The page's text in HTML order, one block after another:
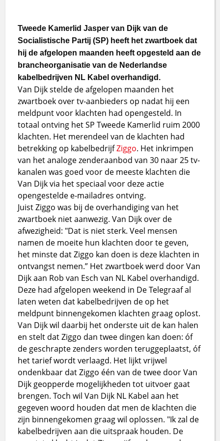
Tweede Kamerlid Jasper van Dijk van de
Socialistische Partij (SP) heeft het zwartboek dat
hij de afgelopen maanden heeft opgesteld aan de
brancheorganisatie van de Nederlandse
kabelbedrijven NL Kabel overhandigd.
Van Dijk stelde de afgelopen maanden het
zwartboek over tv-aanbieders op nadat hij een
meldpunt voor klachten had opengesteld. In
totaal ontving het SP Tweede Kamerlid ruim 2000
klachten. Het merendeel van de klachten had
betrekking op kabelbedrijfZiggo. Het inkrimpen
van het analoge zenderaanbod van 30 naar 25 tv-
kanalen was goed voor de meeste klachten die
Van Dijk via het speciaal voor deze actie
opengestelde e-mailadres ontving.
Juist Ziggo was bij de overhandiging van het
zwartboek niet aanwezig. Van Dijk over de
afwezigheid: "Dat is niet sterk. Veel mensen
namen de moeite hun klachten door te geven,
het minste dat Ziggo kan doen is deze klachten in
ontvangst nemen.” Het zwartboek werd door Van
Dijk aan Rob van Esch van NL Kabel overhandigd.
Deze had afgelopen weekend in De Telegraaf al
laten weten dat kabelbedrijven de op het
meldpunt binnengekomen klachten graag oplost.
Van Dijk wil daarbij het onderste uit de kan halen
en stelt dat Ziggo dan twee dingen kan doen: óf
de geschrapte zenders worden teruggeplaatst, óf
het tarief wordt verlaagd. Het lijkt vrijwel
ondenkbaar dat Ziggo één van de twee door Van
Dijk geopperde mogelijkheden tot uitvoer gaat
brengen. Toch wil Van Dijk NL Kabel aan het
gegeven woord houden dat men de klachten die
zijn binnengekomen graag wil oplossen. "Ik zal de
kabelbedrijven aan die uitspraak houden. De